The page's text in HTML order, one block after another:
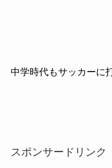
中学時代もサッカーに
スポンサードリンク